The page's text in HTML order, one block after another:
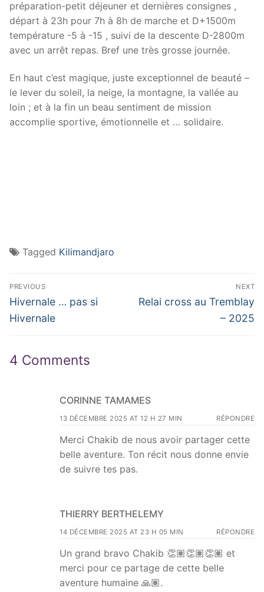
préparation-petit déjeuner et dernières consignes ,
départ à 23h pour 7h à 8h de marche et D+1500m
température -5 à -15 , suivi de la descente D-2800m
avec un arrêt repas. Bref une très grosse journée.
En haut c’est magique, juste exceptionnel de beauté –
le lever du soleil, la neige, la montagne, la vallée au
loin ; et à la fin un beau sentiment de mission
accomplie sportive, émotionnelle et … solidaire.
Tagged Kilimandjaro
Navigation
de
l’article
PREVIOUS
Previous
post:
Hivernale … pas si
Hivernale
NEXT
Next
Relai cross au Tremblay
– 2025
4 Comments
CORINNE TAMAMES
13 DÉCEMBRE 2025 AT 12 H 27 MIN RÉPONDRE
Merci Chakib de nous avoir partager cette
belle aventure. Ton récit nous donne envie
de suivre tes pas.
THIERRY BERTHELEMY
14 DÉCEMBRE 2025 AT 23 H 05 MIN RÉPONDRE
Un grand bravo Chakib 👏🏽👏🏽👏🏽 et
merci pour ce partage de cette belle
aventure humaine 🙏🏽.